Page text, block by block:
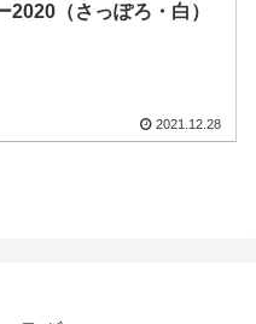
2020（さっぽろ・白）
2021.12.28